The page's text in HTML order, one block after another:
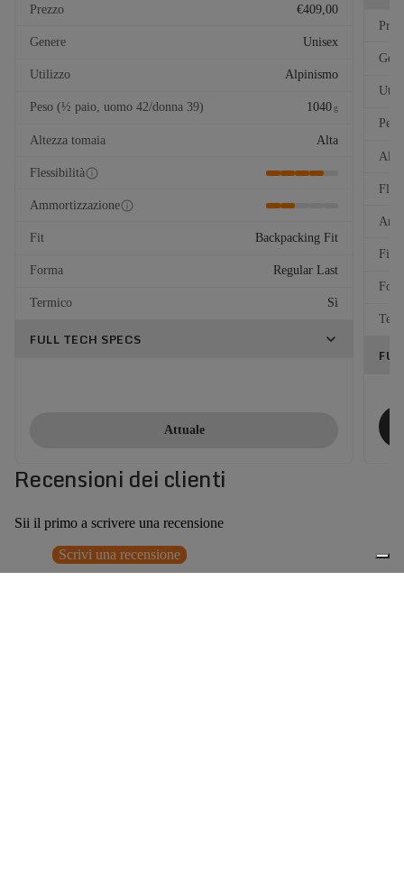
Prezzo €409,00
Genere Unisex
Utilizzo Alpinismo
Peso (½ paio, uomo 42/donna 39) 1040 g
Altezza tomaia Alta
Flessibilità
Ammortizzazione
Fit Backpacking Fit
Forma Regular Last
Termico Sì
FULL TECH SPECS
Attuale
Fit
Recensioni dei clienti
Sii il primo a scrivere una recensione
Scrivi una recensione